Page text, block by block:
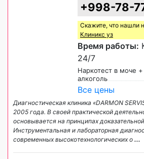
+998-78-
Скажите, что нашли
Клиникс уз
Время работы:
24/7
Наркотест в моче +
алкоголь
Все цены
Диагностическая клиника «DARMON
2005 года. В своей практической
основывается на принципах
Инструментальная и лабораторная
современных высокотехнологических о ...